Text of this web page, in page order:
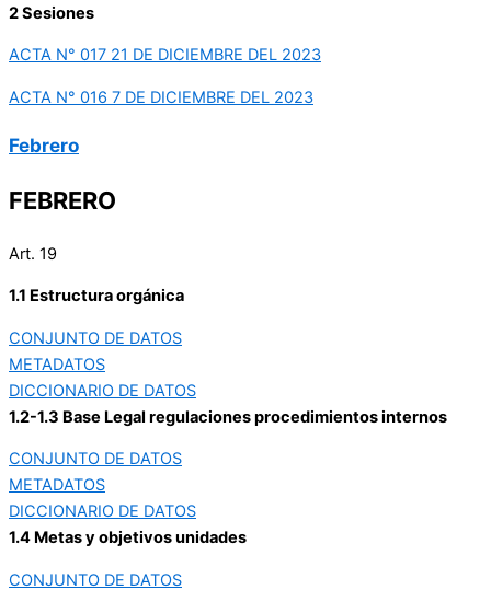
2 Sesiones
ACTA N° 017 21 DE DICIEMBRE DEL 2023
ACTA N° 016 7 DE DICIEMBRE DEL 2023
Febrero
FEBRERO
Art. 19
1.1 Estructura orgánica
CONJUNTO DE DATOS
METADATOS
DICCIONARIO DE DATOS
1.2-1.3 Base Legal regulaciones procedimientos internos
CONJUNTO DE DATOS
METADATOS
DICCIONARIO DE DATOS
1.4 Metas y objetivos unidades
CONJUNTO DE DATOS